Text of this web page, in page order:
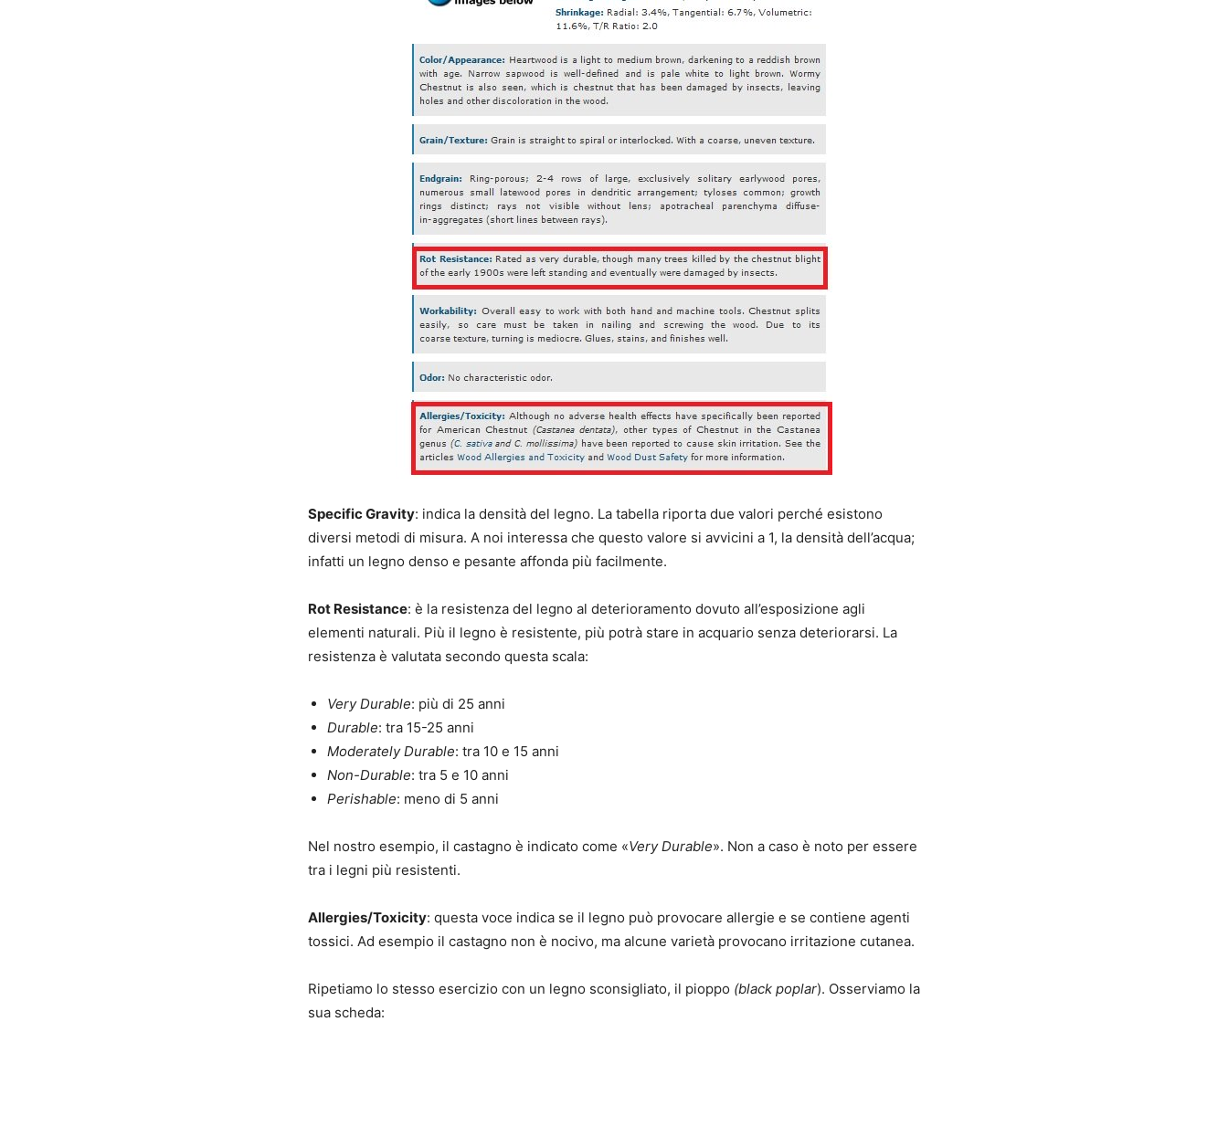
Specific Gravity: indica la densità del legno. La tabella riporta due valori perché esistono
diversi metodi di misura. A noi interessa che questo valore si avvicini a 1, la densità dell’acqua;
infatti un legno denso e pesante affonda più facilmente.
Rot Resistance: è la resistenza del legno al deterioramento dovuto all’esposizione agli
elementi naturali. Più il legno è resistente, più potrà stare in acquario senza deteriorarsi. La
resistenza è valutata secondo questa scala:
Very Durable: più di 25 anni
Durable: tra 15-25 anni
Moderately Durable: tra 10 e 15 anni
Non-Durable: tra 5 e 10 anni
Perishable: meno di 5 anni
Nel nostro esempio, il castagno è indicato come «Very Durable». Non a caso è noto per essere
tra i legni più resistenti.
Allergies/Toxicity: questa voce indica se il legno può provocare allergie e se contiene agenti
tossici. Ad esempio il castagno non è nocivo, ma alcune varietà provocano irritazione cutanea.
Ripetiamo lo stesso esercizio con un legno sconsigliato, il pioppo (black poplar). Osserviamo la
sua scheda: